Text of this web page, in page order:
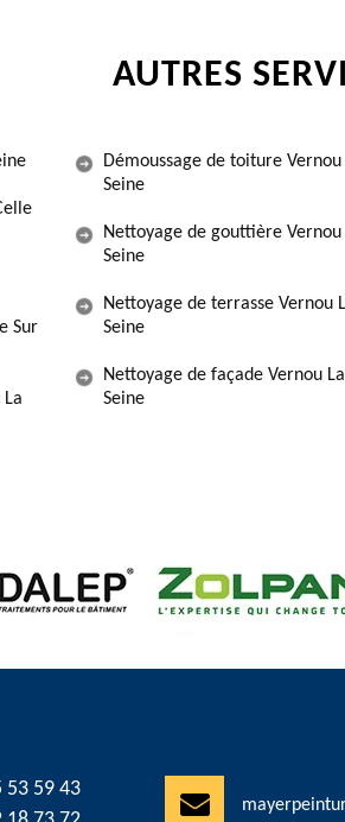
AUTRES
Sur
Démoussage de toiture Vernou
Seine
Nettoyage de gouttière Vernou
Seine
Nettoyage de terrasse Vernou
Seine
Nettoyage de façade Vernou
Seine
53 59 43